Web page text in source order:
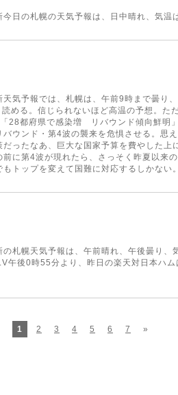
日の札幌の天気予報は、日中晴れ、気温
気予報では、札幌は、午前9時まで曇り
める。信じられないほど高温の予想。た
28都府県で感染増 リバウンド傾向鮮明
ウンド・第4波の襲来を危惧させる。思
ったなあ、巨大な国家予算を費やした上
に第4波が現れたら、さっそく昨夏以来
トップを変えて国難に対応するしかない。
札幌天気予報は、午前晴れ、午後曇り、
午後0時55分より、昨日の楽天対日本ハム
1 2 3 4 5 6 7 »